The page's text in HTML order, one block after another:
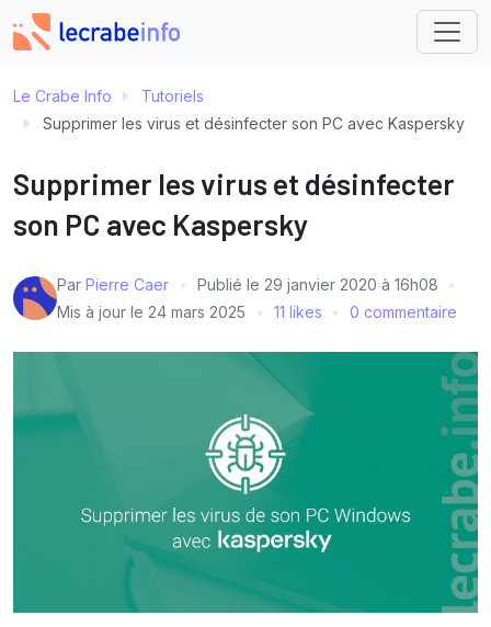
Le Crabe Info
Tutoriels
Supprimer les virus et désinfecter son PC avec Kaspersky
Supprimer les virus et désinfecter
son PC avec Kaspersky
Par Pierre Caer Publié le 29 janvier 2020 à 16h08
Mis à jour le 24 mars 2025 11 likes 0 commentaire